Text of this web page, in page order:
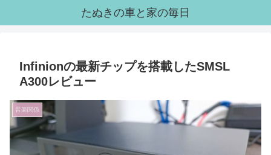
たぬきの車と家の毎日
Infinionの最新チップを搭載したSMSL
A300レビュー
音楽関係